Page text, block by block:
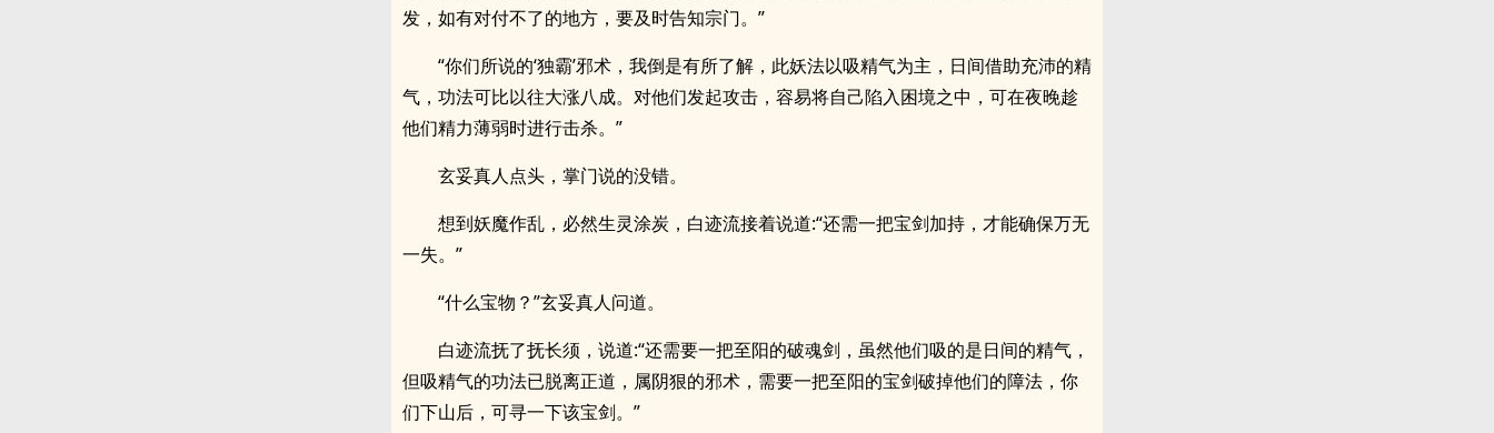
发，如有对付不了的地方，要及时告知宗门。”
“你们所说的‘独霸’邪术，我倒是有所了解，此妖法以吸精气为主，日间借助充沛的精
气，功法可比以往大涨八成。对他们发起攻击，容易将自己陷入困境之中，可在夜晚趁
他们精力薄弱时进行击杀。”
玄妥真人点头，掌门说的没错。
想到妖魔作乱，必然生灵涂炭，白迹流接着说道:“还需一把宝剑加持，才能确保万无
一失。”
“什么宝物？”玄妥真人问道。
白迹流抚了抚长须，说道:“还需要一把至阳的破魂剑，虽然他们吸的是日间的精气，
但吸精气的功法已脱离正道，属阴狠的邪术，需要一把至阳的宝剑破掉他们的障法，你
们下山后，可寻一下该宝剑。”